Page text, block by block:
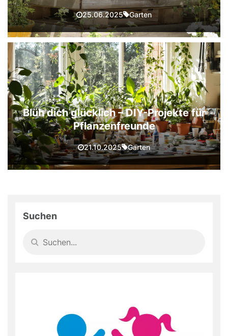
25.06.2025 Garten
Blüh dich glücklich – DIY-Projekte für
Pflanzenfreunde
21.10.2025 Garten
Suchen